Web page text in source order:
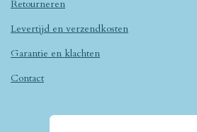
Retourneren
Levertijd en verzendkosten
Garantie en klachten
Contact